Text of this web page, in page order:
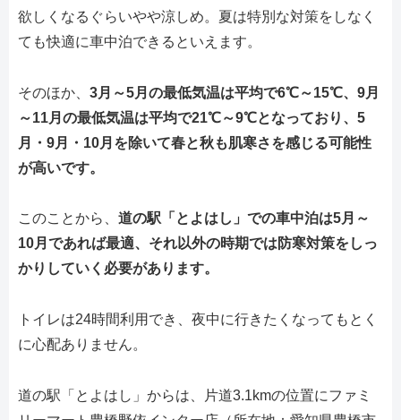
欲しくなるぐらいやや涼しめ。夏は特別な対策をしなく
ても快適に車中泊できるといえます。
そのほか、 3月～5月の最低気温は平均で6℃～15℃、9月
～11月の最低気温は平均で21℃～9℃となっており、5
月・9月・10月を除いて春と秋も肌寒さを感じる可能性
が高いです。
このことから、 道の駅「とよはし」での車中泊は5月～
10月であれば最適、それ以外の時期では防寒対策をしっ
かりしていく必要があります。
トイレは24時間利用でき、夜中に行きたくなってもとく
に心配ありません。
道の駅「とよはし」からは、片道3.1kmの位置にファミ